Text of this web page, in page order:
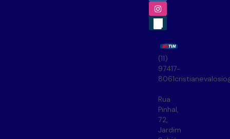
(11)
97417-
8061
Rua
Pinhal,
72,
Jardim